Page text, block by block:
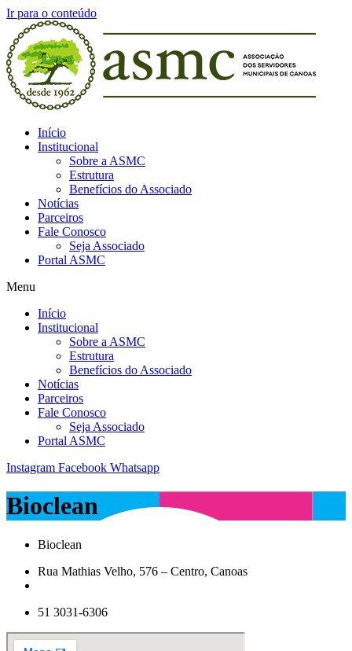
Ir para o conteúdo
Início
Institucional
Sobre a ASMC
Estrutura
Benefícios do Associado
Notícias
Parceiros
Fale Conosco
Seja Associado
Portal ASMC
Menu
Início
Institucional
Sobre a ASMC
Estrutura
Benefícios do Associado
Notícias
Parceiros
Fale Conosco
Seja Associado
Portal ASMC
Instagram Facebook Whatsapp
Bioclean
Bioclean
Rua Mathias Velho, 576 – Centro, Canoas
51 3031-6306